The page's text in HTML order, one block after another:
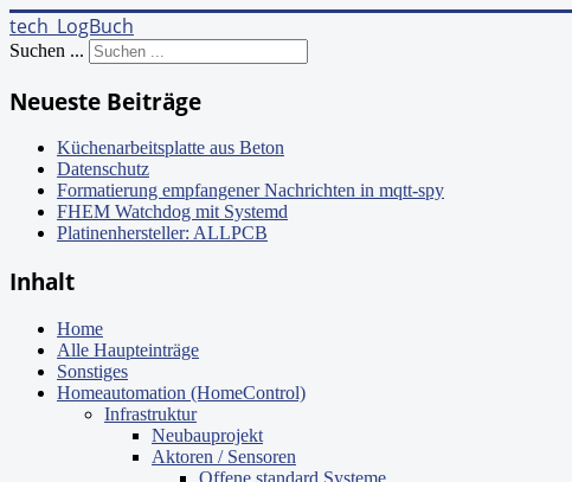
tech_LogBuch
Suchen ...
Neueste Beiträge
Küchenarbeitsplatte aus Beton
Datenschutz
Formatierung empfangener Nachrichten in mqtt-spy
FHEM Watchdog mit Systemd
Platinenhersteller: ALLPCB
Inhalt
Home
Alle Haupteinträge
Sonstiges
Homeautomation (HomeControl)
Infrastruktur
Neubauprojekt
Aktoren / Sensoren
Offene standard Systeme